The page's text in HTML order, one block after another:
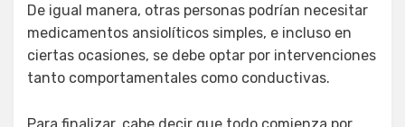
De igual manera, otras personas podrían necesitar
medicamentos ansiolíticos simples, e incluso en
ciertas ocasiones, se debe optar por intervenciones
tanto comportamentales como conductivas.